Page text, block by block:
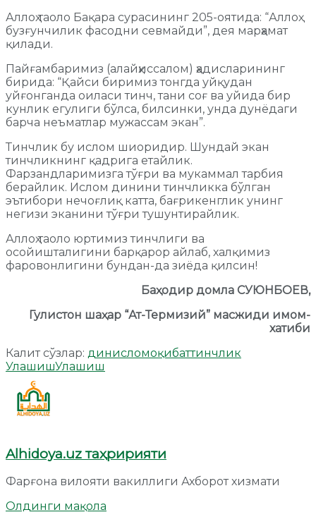
Аллоҳ таоло Бақара сурасининг 205-оятида: “Аллоҳ
бузғунчилик фасодни севмайди”, дея марҳамат
қилади.
Пайғамбаримиз (алайҳиссалом) ҳадисларининг
бирида: “Қайси биримиз тонгда уйқудан
уйғонганда оиласи тинч, тани соғ ва уйида бир
кунлик егулиги бўлса, билсинки, унда дунёдаги
барча неъматлар мужассам экан”.
Тинчлик бу ислом шиоридир. Шундай экан
тинчликнинг қадрига етайлик.
Фарзандларимизга тўғри ва мукаммал тарбия
берайлик. Ислом динини тинчликка бўлган
эътибори нечоғлиқ катта, бағрикенглик унинг
негизи эканини тўғри тушунтирайлик.
Аллоҳ таоло юртимиз тинчлиги ва
осойишталигини барқарор айлаб, халқимиз
фаровонлигини бундан-да зиёда қилсин!
Баҳодир домла СУЮНБОЕВ,
Гулистон шаҳар “Ат-Термизий” масжиди имом-
хатиби
Калит сўзлар: динисломоқибаттинчлик
УлашишУлашиш
Alhidoya.uz таҳририяти
Фарғона вилояти вакиллиги Ахборот хизмати
Олдинги мақола